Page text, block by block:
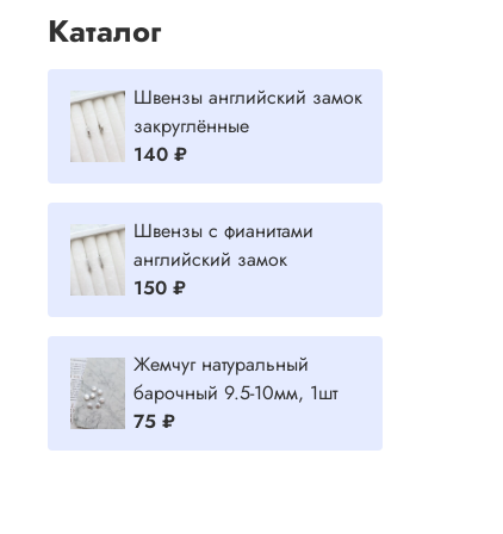
Каталог
Швензы английский замок
закруглённые
140 ₽
Швензы с фианитами
английский замок
150 ₽
Жемчуг натуральный
барочный 9.5-10мм, 1шт
75 ₽